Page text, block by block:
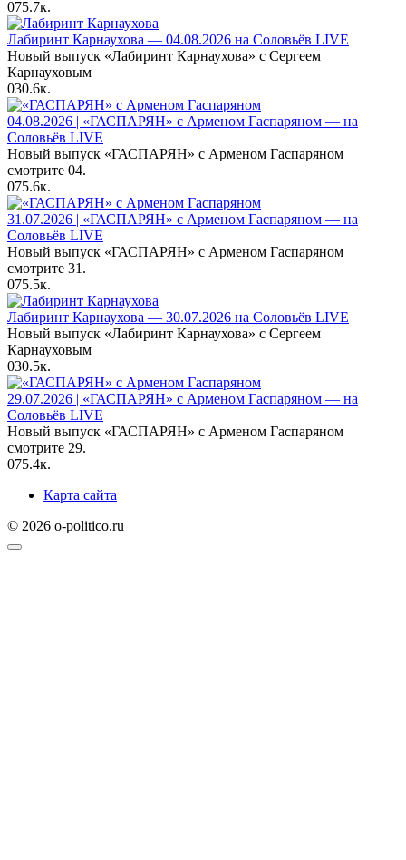
075.7к.
Лабиринт Карнаухова — 04.08.2026 на Соловьёв LIVE
Новый выпуск «Лабиринт Карнаухова» с Сергеем
Карнауховым
030.6к.
04.08.2026 | «ГАСПАРЯН» с Арменом Гаспаряном — на
Соловьёв LIVE
Новый выпуск «ГАСПАРЯН» с Арменом Гаспаряном
смотрите 04.
075.6к.
31.07.2026 | «ГАСПАРЯН» с Арменом Гаспаряном — на
Соловьёв LIVE
Новый выпуск «ГАСПАРЯН» с Арменом Гаспаряном
смотрите 31.
075.5к.
Лабиринт Карнаухова — 30.07.2026 на Соловьёв LIVE
Новый выпуск «Лабиринт Карнаухова» с Сергеем
Карнауховым
030.5к.
29.07.2026 | «ГАСПАРЯН» с Арменом Гаспаряном — на
Соловьёв LIVE
Новый выпуск «ГАСПАРЯН» с Арменом Гаспаряном
смотрите 29.
075.4к.
Карта сайта
© 2026 o-politico.ru